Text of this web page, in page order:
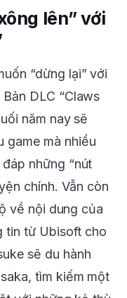
lên” với
“dừng lại” với
DLC “Claws
năm nay sẽ
game mà nhiều
những “nút
chính. Vẫn còn
về nội dung của
tin từ Ubisoft cho
sẽ du hành
tìm kiếm một